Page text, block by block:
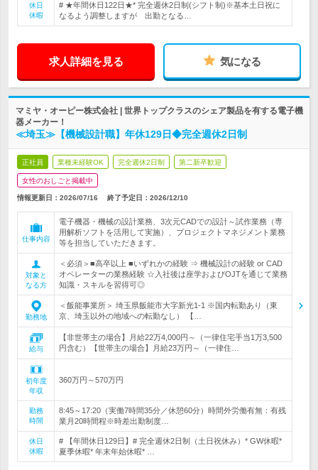
休日
休暇
# ★年間休日122日★* 完全週休2日制(シフト制)※基本土日祝に
なるよう調整しますが 出勤となる…
求人詳細を見る 気になる
マミヤ・オーピー株式会社 | 世界トップクラスのシェア製品を有する電子機
器メーカー！
≪埼玉≫【機械設計職】年休129日◆完全週休2日制
正社員 業種未経験OK 完全週休2日制 第二新卒歓迎
女性のおしごと掲載中
情報更新日：2026/07/16 終了予定日： 2026/12/10
仕事内容
電子機器・機械の設計業務、3次元CADでの設計～試作業務（専
用解析ソフトを活用して実施）、プロジェクトマネジメント業務
等を担当していただきます。
対象と
なる方
＜必須＞■高卒以上 ■いずれかの経験 ⇒ 機械設計の経験 or CAD
オペレーターの業務経験 ☆入社後は座学およびOJTを通じて業務
知識・スキルを習得可◎
勤務地
＜飯能事業所＞ 埼玉県飯能市大字新光1-1 ※国内転勤あり（東
京、埼玉以外の地域への転勤なし） 【…
給与
【非世帯主の場合】月給22万4,000円～（一律住宅手当1万3,500
円含む）【世帯主の場合】月給23万円～（一律住…
初年度
年収
360万円～570万円
勤務
時間
8:45～17:20（実働7時間35分／休憩60分）時間外労働有無：有残
業月20時間程※時差出勤制度…
休日
休暇
# 【年間休日129日】# 完全週休2日制（土日祝休み）* GW休暇*
夏季休暇* 年末年始休暇* …